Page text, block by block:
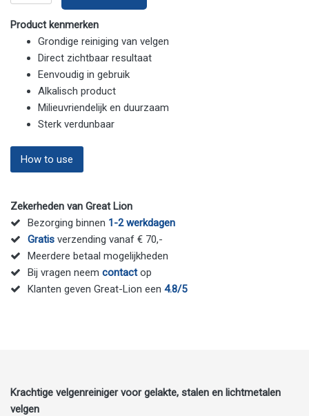
Product kenmerken
Grondige reiniging van velgen
Direct zichtbaar resultaat
Eenvoudig in gebruik
Alkalisch product
Milieuvriendelijk en duurzaam
Sterk verdunbaar
How to use
Zekerheden van Great Lion
Bezorging binnen 1-2 werkdagen
Gratis verzending vanaf € 70,-
Meerdere betaal mogelijkheden
Bij vragen neem contactop
Klanten geven Great-Lion een 4.8/5
Krachtige velgenreiniger voor gelakte, stalen en lichtmetalen
velgen